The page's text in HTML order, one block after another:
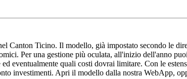
Canton Ticino. Il modello, già impostato secondo le
Per una gestione più oculata, all'inizio dell'anno
eventualmente quali costi dovrai limitare. Con le
investimenti. Apri il modello dalla nostra WebApp,